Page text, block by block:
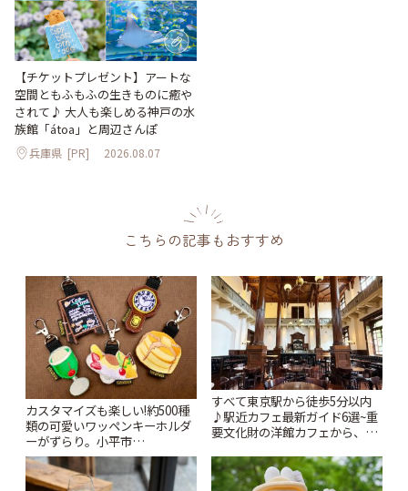
【チケットプレゼント】アートな
空間ともふもふの生きものに癒や
されて♪ 大人も楽しめる神戸の水
族館「átoa」と周辺さんぽ
兵庫県 [PR] 2026.08.07
こちらの記事もおすすめ
カスタマイズも楽しい!約500種
類の可愛いワッペンキーホルダ
ーがずらり。小平市
「Kimamaya T&K」 | ことりっ
ぷ
すべて東京駅から徒歩5分以内
♪駅近カフェ最新ガイド6選~重
要文化財の洋館カフェから、改
りっぷ